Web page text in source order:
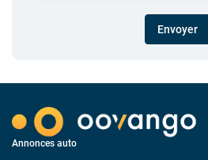
Envoyer
Annonces auto